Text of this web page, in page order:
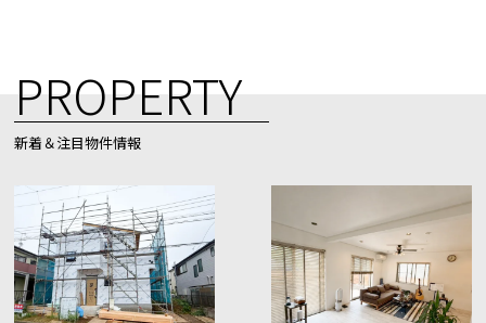
PROPERTY
新着＆注目物件情報